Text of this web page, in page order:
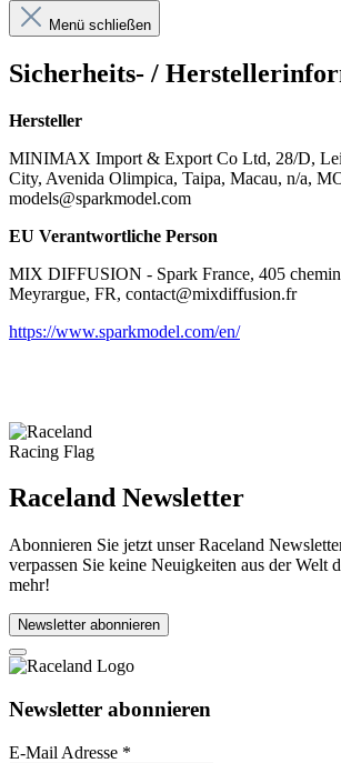
Menü schließen
Sicherheits- /
Hersteller
MINIMAX Import & Export Co Ltd, 28/D,
City, Avenida Olimpica, Taipa, Macau, n/a,
models@sparkmodel.com
EU Verantwortliche Person
MIX DIFFUSION - Spark France, 405
Meyrargue, FR, contact@mixdiffusion.fr
https://www.sparkmodel.com/en/
Raceland Newsletter
Abonnieren Sie jetzt unser Raceland
verpassen Sie keine Neuigkeiten aus der Welt
mehr!
Newsletter abonnieren
Newsletter abonnieren
E-Mail Adresse *